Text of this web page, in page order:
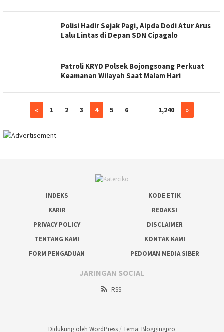
Polisi Hadir Sejak Pagi, Aipda Dodi Atur Arus
Lalu Lintas di Depan SDN Cipagalo
Patroli KRYD Polsek Bojongsoang Perkuat
Keamanan Wilayah Saat Malam Hari
« 1 2 3 4 5 6 1,240 »
INDEKS
KODE ETIK
KARIR
REDAKSI
PRIVACY POLICY
DISCLAIMER
TENTANG KAMI
KONTAK KAMI
FORM PENGADUAN
PEDOMAN MEDIA SIBER
JARINGAN SOCIAL
RSS
Didukung oleh WordPress / Tema: Bloggingpro